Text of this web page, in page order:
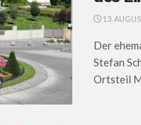
13.
Der
Stefan
Ortsteil